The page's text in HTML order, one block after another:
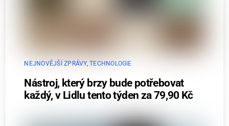
NEJNOVĚJŠÍ ZPRÁVY,TECHNOLOGIE
Nástroj, který brzy bude potřebovat
každý, v Lidlu tento týden za 79,90 Kč